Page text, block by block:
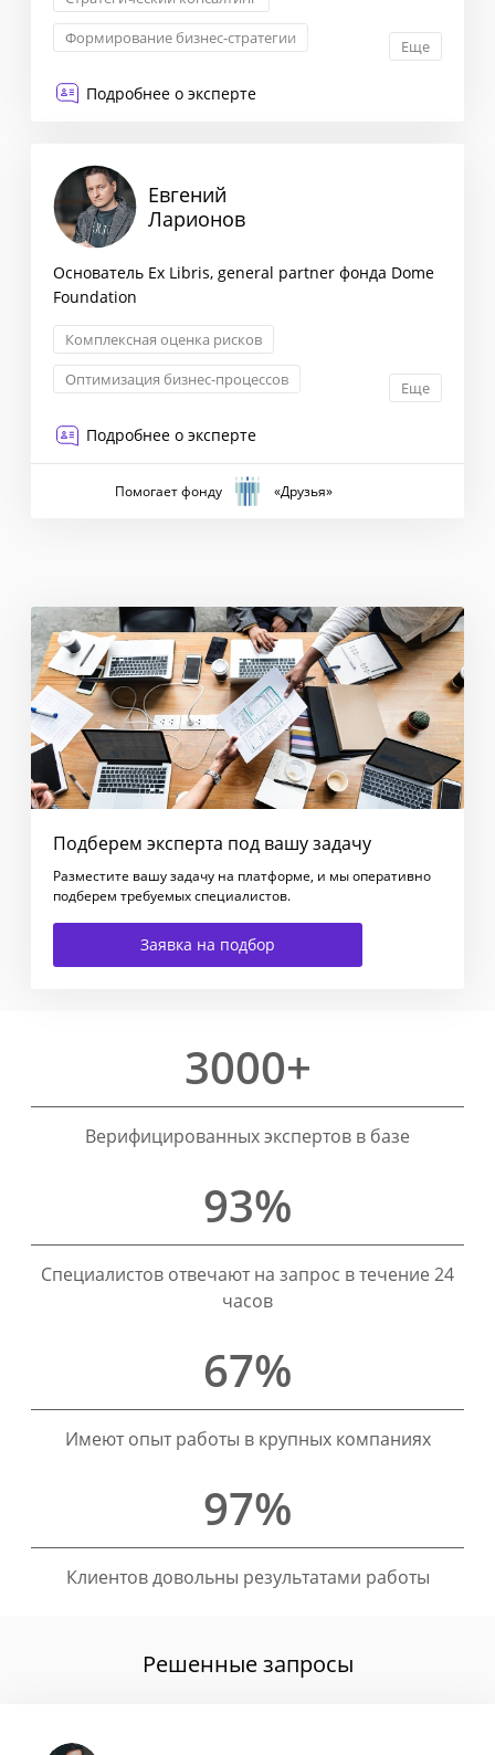
Формирование бизнес-стратегии
Еще
Подробнее о эксперте
Евгений
Ларионов
Основатель Ex Libris, general partner фонда Dome
Foundation
Комплексная оценка рисков
Оптимизация бизнес-процессов
Взаимоотношения с партнерами
Еще
Подробнее о эксперте
Помогает фонду «Друзья»
Подберем эксперта под вашу задачу
Разместите вашу задачу на платформе, и мы оперативно
подберем требуемых специалистов.
Заявка на подбор
3000+
Верифицированных экспертов в базе
93%
Специалистов отвечают на запрос в течение 24
часов
67%
Имеют опыт работы в крупных компаниях
97%
Клиентов довольны результатами работы
Решенные запросы